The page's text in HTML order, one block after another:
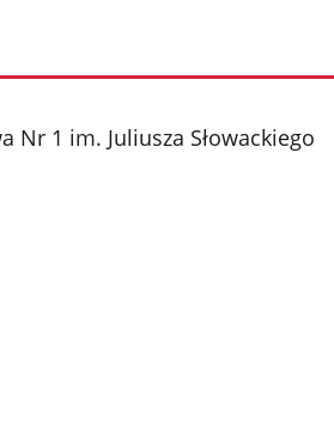
Nr 1 im. Juliusza Słowackiego